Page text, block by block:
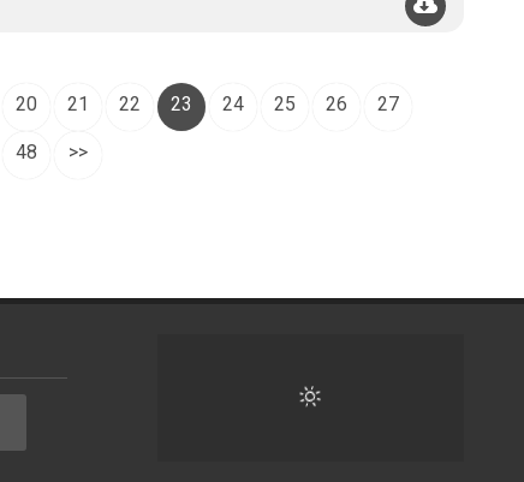
20 21 22 23 24 25 26 27
48 >>